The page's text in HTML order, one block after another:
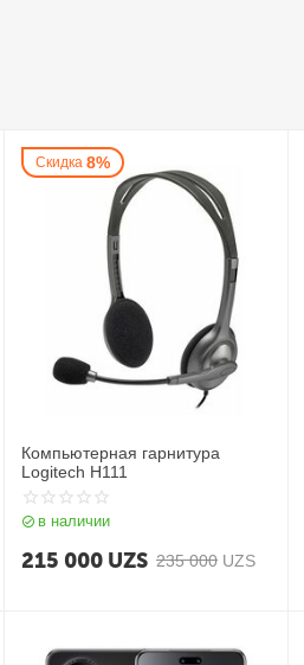
Скидка 8%
Компьютерная гарнитура
Logitech H111
в наличии
235 000 UZS
215 000 UZS